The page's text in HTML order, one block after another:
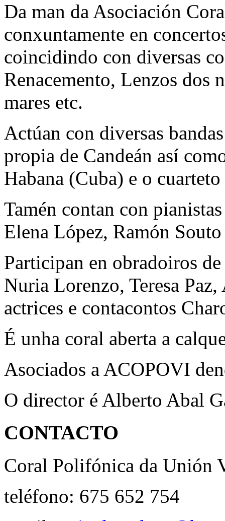
Da man da Asociación
conxuntamente en
coincidindo con diversas
Renacemento, Lenzos dos
mares etc.
Actúan con diversas
propia de Candeán así
Habana (Cuba) e o
Tamén contan con
Elena López, Ramón
Participan en obradoiros
Nuria Lorenzo, Teresa
actrices e contacontos
É unha coral aberta a
Asociados a ACOPOVI
O director é Alberto Abal
CONTACTO
Coral Polifónica da Unión
teléfono: 675 652 754